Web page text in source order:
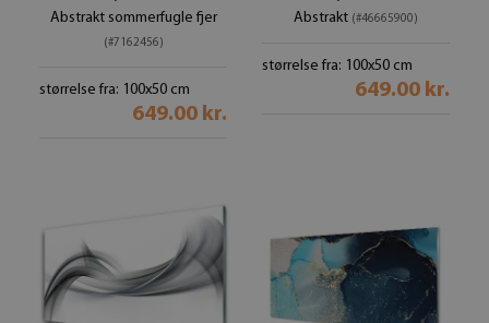
Abstrakt sommerfugle fjer
(#7162456)
størrelse fra: 100x50 cm
649.00 kr.
Abstrakt (#46665900)
størrelse fra: 100x50 cm
649.00 kr.